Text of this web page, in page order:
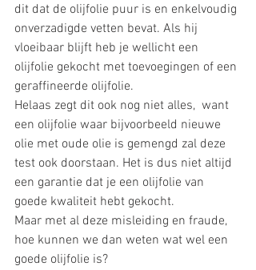
dit dat de olijfolie puur is en enkelvoudig
onverzadigde vetten bevat. Als hij
vloeibaar blijft heb je wellicht een
olijfolie gekocht met toevoegingen of een
geraffineerde olijfolie.
Helaas zegt dit ook nog niet alles,  want
een olijfolie waar bijvoorbeeld nieuwe
olie met oude olie is gemengd zal deze
test ook doorstaan. Het is dus niet altijd
een garantie dat je een olijfolie van
goede kwaliteit hebt gekocht.
Maar met al deze misleiding en fraude,
hoe kunnen we dan weten wat wel een
goede olijfolie is?